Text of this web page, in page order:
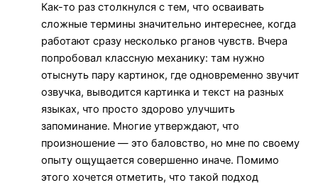
Как-то раз столкнулся с тем, что осваивать
сложные термины значительно интереснее, когда
работают сразу несколько рганов чувств. Вчера
попробовал классную механику: там нужно
отыснуть пару картинок, где одновременно звучит
озвучка, выводится картинка и текст на разных
языках, что просто здорово улучшить
запоминание. Многие утверждают, что
произношение — это баловство, но мне по своему
опыту ощущается совершенно иначе. Помимо
этого хочется отметить, что такой подход